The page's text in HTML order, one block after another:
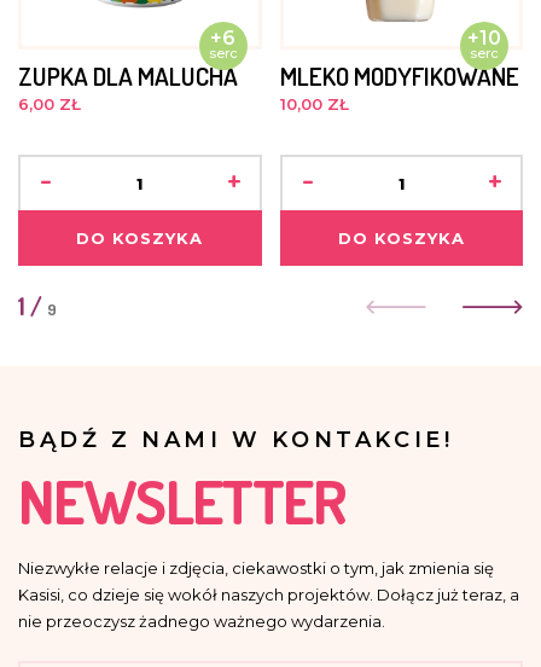
+6
serc
ZUPKA DLA MALUCHA
6,00 ZŁ
- +
DO KOSZYKA
+10
serc
MLEKO MODYFIKOWANE
10,00 ZŁ
- +
DO KOSZYKA
1 / 9
BĄDŹ Z NAMI W KONTAKCIE!
NEWSLETTER
Niezwykłe relacje i zdjęcia, ciekawostki o tym, jak zmienia się
Kasisi, co dzieje się wokół naszych projektów. Dołącz już teraz, a
nie przeoczysz żadnego ważnego wydarzenia.